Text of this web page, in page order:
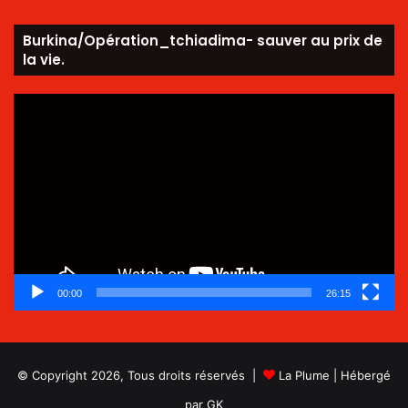
Burkina/Opération_tchiadima- sauver au prix de
la vie.
00:00 26:15
© Copyright 2026, Tous droits réservés | La Plume | Hébergé
par GK